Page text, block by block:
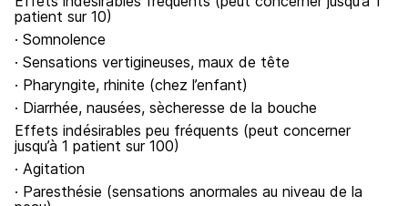
patient sur 10)
· Somnolence
· Sensations vertigineuses, maux de tête
· Pharyngite, rhinite (chez l’enfant)
· Diarrhée, nausées, sècheresse de la bouche
Effets indésirables peu fréquents (peut concerner
jusqu’à 1 patient sur 100)
· Agitation
· Paresthésie (sensations anormales au niveau de la